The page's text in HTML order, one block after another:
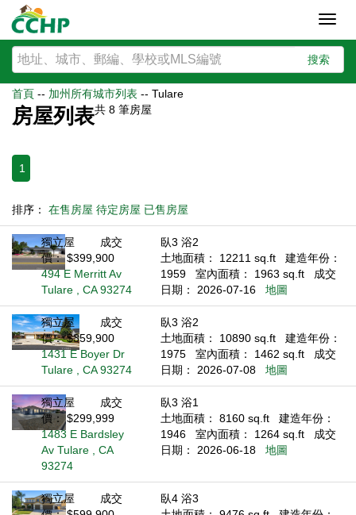
搜索
首頁 -- 加州所有城市列表 -- Tulare
房屋列表共 8 筆房屋
1
排序： 在售房屋 待定房屋 已售房屋
獨立屋
成交
價： $399,900
494 E Merritt Av
Tulare , CA 93274
臥3 浴2
土地面積： 12211 sq.ft
建造年份：
1959
室內面積： 1963 sq.ft
成交
日期： 2026-07-16
地圖
獨立屋
成交
價： $359,900
1431 E Boyer Dr
Tulare , CA 93274
臥3 浴2
土地面積： 10890 sq.ft
建造年份：
1975
室內面積： 1462 sq.ft
成交
日期： 2026-07-08
地圖
獨立屋
成交
價： $299,999
1483 E Bardsley
Av Tulare , CA
93274
臥3 浴1
土地面積： 8160 sq.ft
建造年份：
1946
室內面積： 1264 sq.ft
成交
日期： 2026-06-18
地圖
獨立屋
成交
臥4 浴3